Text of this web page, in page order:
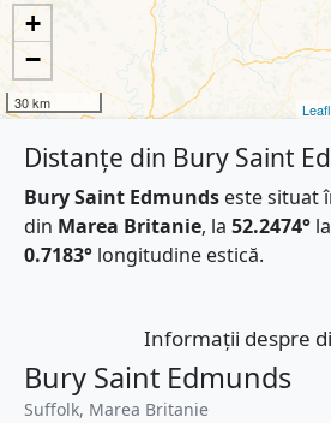
+
−
30 km
Distanțe din Bury Saint
Bury Saint Edmunds este situat
din Marea Britanie, la 52.2474°
0.7183° longitudine estică.
Informații despre
Bury Saint Edmunds
Suffolk, Marea Britanie